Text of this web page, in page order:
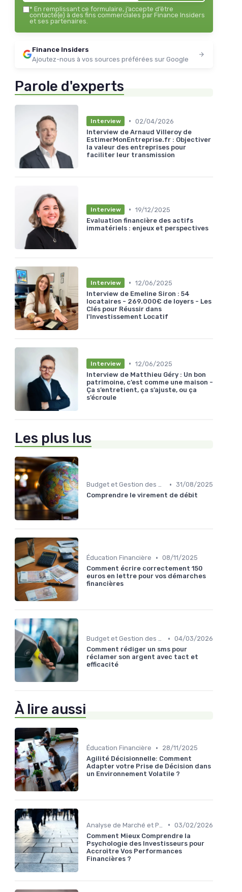
* En remplissant ce formulaire, j’accepte d’être
contacté(e) à des fins commerciales par Finance Insiders
et ses partenaires.
Finance Insiders
Ajoutez-nous à vos sources préférées sur Google
Parole d'experts
Interview • 02/04/2026
Interview de Arnaud Villeroy de
EstimerMonEntreprise.fr : Objectiver
la valeur des entreprises pour
faciliter leur transmission
Interview • 19/12/2025
Evaluation financière des actifs
immatériels : enjeux et perspectives
Interview • 12/06/2025
Interview de Emeline Siron : 54
locataires - 269.000€ de loyers - Les
Clés pour Réussir dans
l'Investissement Locatif
Interview • 12/06/2025
Interview de Matthieu Géry : Un bon
patrimoine, c’est comme une maison -
Ça s’entretient, ça s’ajuste, ou ça
s’écroule
Les plus lus
Budget et Gestion des Finances Personnelles • 31/08/2025
Comprendre le virement de débit
Éducation Financière • 08/11/2025
Comment écrire correctement 150
euros en lettre pour vos démarches
financières
Budget et Gestion des Finances Personnelles • 04/03/2026
Comment rédiger un sms pour
réclamer son argent avec tact et
efficacité
À lire aussi
Éducation Financière •
28/11/2025
Agilité Décisionnelle: Comment
Adapter votre Prise de Décision dans
un Environnement Volatile ?
• 03/02/2026
Comment Mieux Comprendre la
Psychologie des Investisseurs pour
Accroître Vos Performances
Financières ?